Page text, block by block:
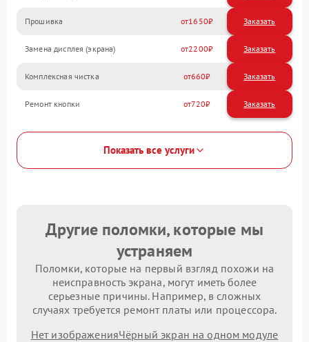
Прошивка 1650
Замена дисплея (экрана) 2200
Комплексная чистка 660
Ремонт кнопки 720
Показать все услуги
Другие поломки, которые мы
устраняем
Поломки, которые на первый взгляд похожи на
неисправность экрана, могут иметь более
серьезные причины. Например, в сложных
случаях требуется ремонт платы или процессора.
Нет изображенияЧёрный экран на одном модуле